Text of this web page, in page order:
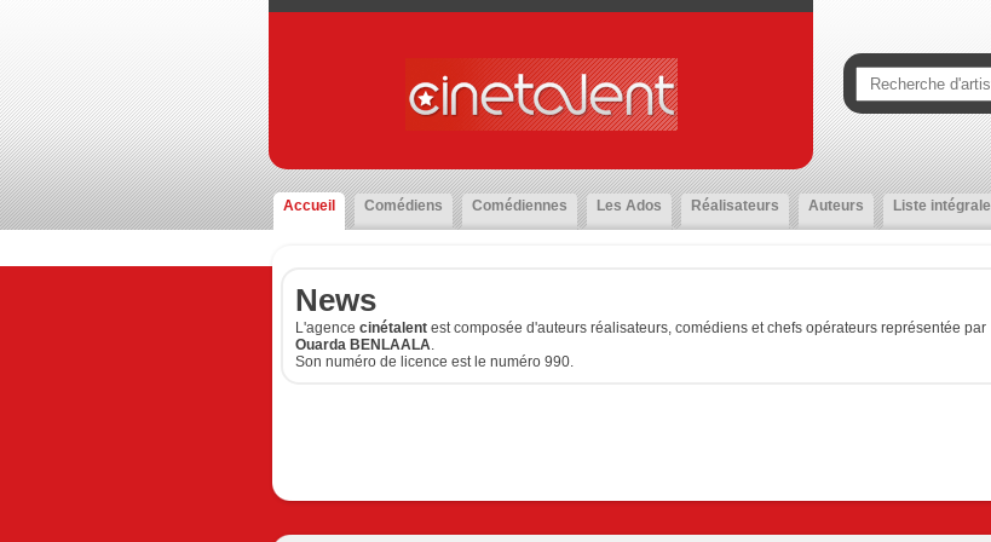
Accueil Comédiens Comédiennes Les Ados Réalisateurs Auteurs Liste intégrale
News
L'agence cinétalent est composée d'auteurs réalisateurs, comédiens et chefs opérateurs représentée par
Ouarda BENLAALA.
Son numéro de licence est le numéro 990.